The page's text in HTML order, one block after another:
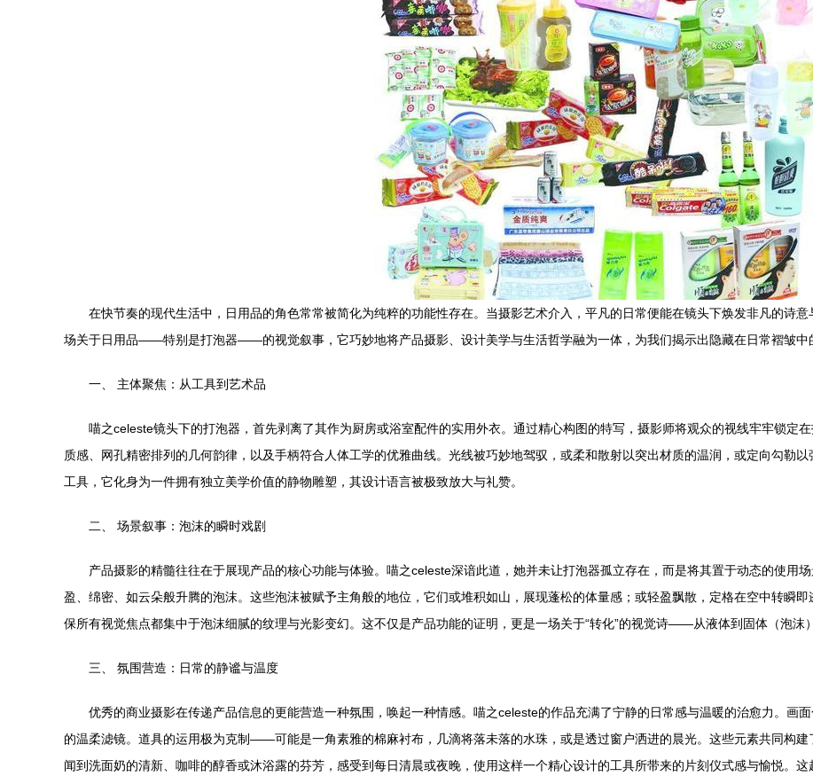
在快节奏的现代生活中，日用品的角色常常被简化为纯粹的功能性存在。当摄影艺术介入，平凡的日常便能在镜头下焕发非凡的诗
场关于日用品——特别是打泡器——的视觉叙事，它巧妙地将产品摄影、设计美学与生活哲学融为一体，为我们揭示出隐藏在日常褶皱中
一、 主体聚焦：从工具到艺术品
喵之celeste镜头下的打泡器，首先剥离了其作为厨房或浴室配件的实用外衣。通过精心构图的特写，摄影师将观众的视线牢牢锁定
质感、网孔精密排列的几何韵律，以及手柄符合人体工学的优雅曲线。光线被巧妙地驾驭，或柔和散射以突出材质的温润，或定向勾勒
工具，它化身为一件拥有独立美学价值的静物雕塑，其设计语言被极致放大与礼赞。
二、 场景叙事：泡沫的瞬时戏剧
产品摄影的精髓往往在于展现产品的核心功能与体验。喵之celeste深谙此道，她并未让打泡器孤立存在，而是将其置于动态的使用
盈、绵密、如云朵般升腾的泡沫。这些泡沫被赋予主角般的地位，它们或堆积如山，展现蓬松的体量感；或轻盈飘散，定格在空中转瞬
保所有视觉焦点都集中于泡沫细腻的纹理与光影变幻。这不仅是产品功能的证明，更是一场关于“转化”的视觉诗——从液体到固体（泡沫
三、 氛围营造：日常的静谧与温度
优秀的商业摄影在传递产品信息的更能营造一种氛围，唤起一种情感。喵之celeste的作品充满了宁静的日常感与温暖的治愈力。画
的温柔滤镜。道具的运用极为克制——可能是一角素雅的棉麻衬布，几滴将落未落的水珠，或是透过窗户洒进的晨光。这些元素共同构
闻到洗面奶的清新、咖啡的醇香或沐浴露的芬芳，感受到每日清晨或夜晚，使用这样一个精心设计的工具所带来的片刻仪式感与愉悦。